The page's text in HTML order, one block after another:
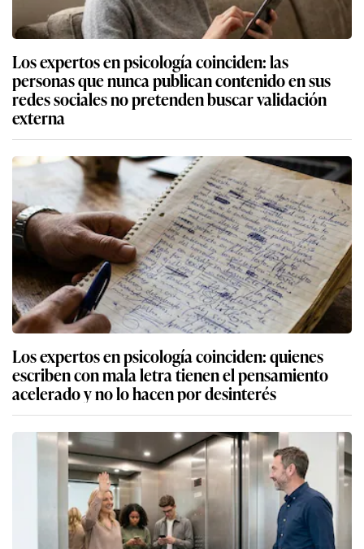
Los expertos en psicología coinciden: las
personas que nunca publican contenido en sus
redes sociales no pretenden buscar validación
externa
Los expertos en psicología coinciden: quienes
escriben con mala letra tienen el pensamiento
acelerado y no lo hacen por desinterés